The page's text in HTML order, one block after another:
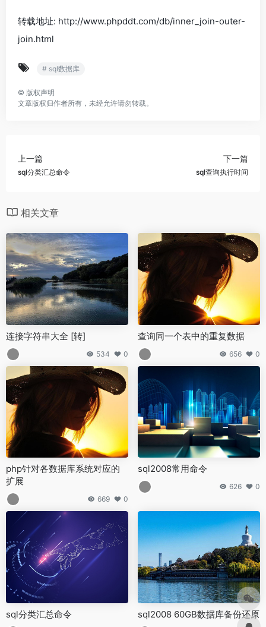
转载地址: http://www.phpddt.com/db/inner_join-outer-
join.html
# sql数据库
© 版权声明
文章版权归作者所有，未经允许请勿转载。
上一篇
sql分类汇总命令
下一篇
sql查询执行时间
相关文章
连接字符串大全 [转]
534 0
查询同一个表中的重复数据
656 0
php针对各数据库系统对应的
扩展
669 0
sql2008常用命令
626 0
sql分类汇总命令 sql2008 60GB数据库备份还原